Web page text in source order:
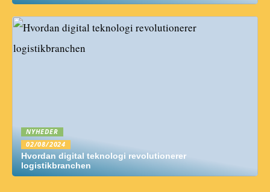
NYHEDER
02/08/2024
Hvordan digital teknologi revolutionerer
logistikbranchen